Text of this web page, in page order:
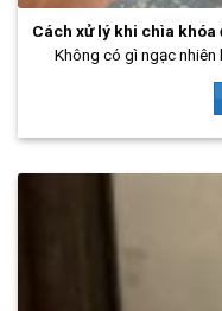
Cách xử lý khi chìa khóa
Không có gì ngạc nhiên